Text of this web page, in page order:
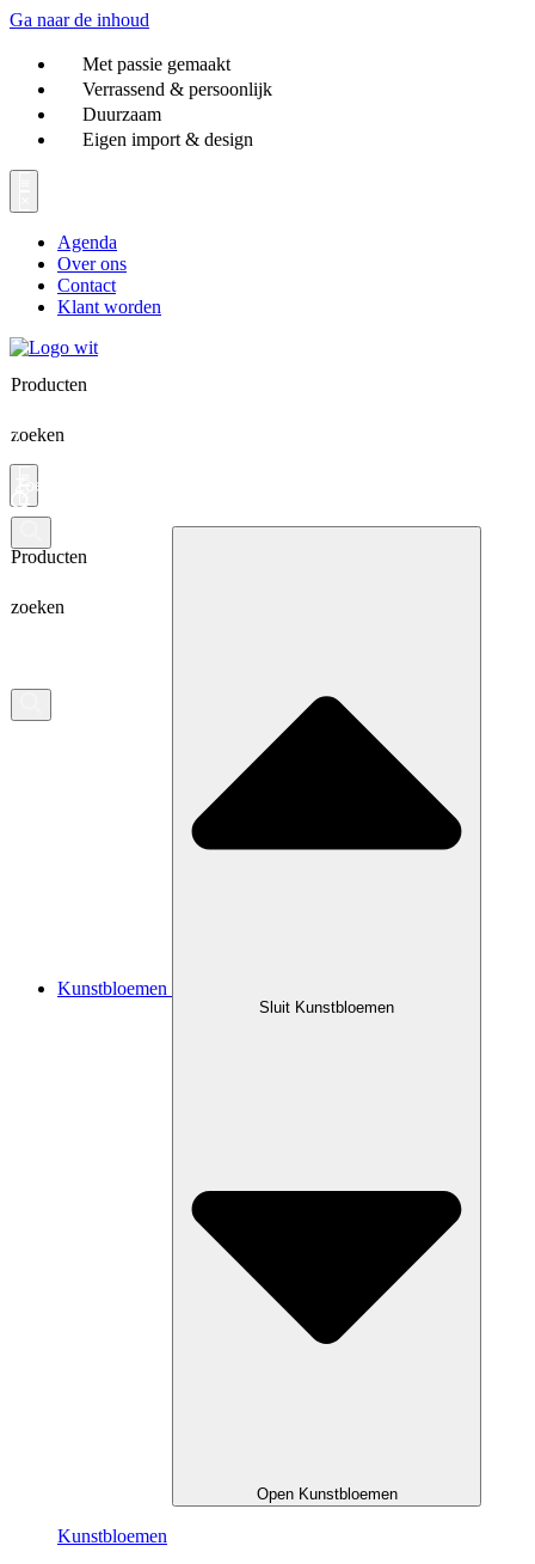
Ga naar de inhoud
Met passie gemaakt
Verrassend & persoonlijk
Duurzaam
Eigen import & design
Agenda
Over ons
Contact
Klant worden
Producten
zoeken
Producten
zoeken
Kunstbloemen
Sluit Kunstbloemen
Open Kunstbloemen
Kunstbloemen